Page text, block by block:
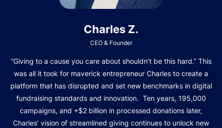
Charles Z.
CEO & Founder
“Giving to a cause you care about shouldn’t be this hard.” This
was all it took for maverick entrepreneur Charles to create a
platform that has disrupted and set new benchmarks in digital
fundraising standards and innovation. Ten years, 195,000
campaigns, and +$2 billion in processed donations later,
Charles’ vision of streamlined giving continues to unlock new